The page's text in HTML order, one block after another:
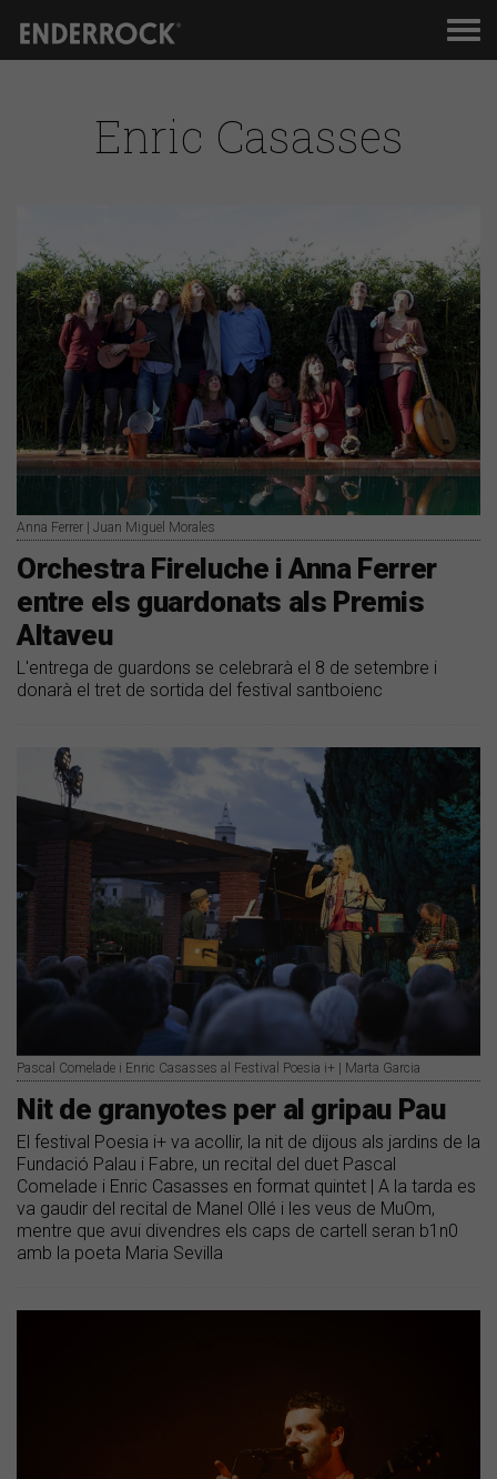
Enric Casasses
Anna Ferrer | Juan Miguel Morales
Orchestra Fireluche i Anna Ferrer
entre els guardonats als Premis
Altaveu
L'entrega de guardons se celebrarà el 8 de setembre i
donarà el tret de sortida del festival santboienc
Pascal Comelade i Enric Casasses al Festival Poesia i+ | Marta Garcia
Nit de granyotes per al gripau Pau
El festival Poesia i+ va acollir, la nit de dijous als jardins de la
Fundació Palau i Fabre, un recital del duet Pascal
Comelade i Enric Casasses en format quintet | A la tarda es
va gaudir del recital de Manel Ollé i les veus de MuOm,
mentre que avui divendres els caps de cartell seran b1n0
amb la poeta Maria Sevilla